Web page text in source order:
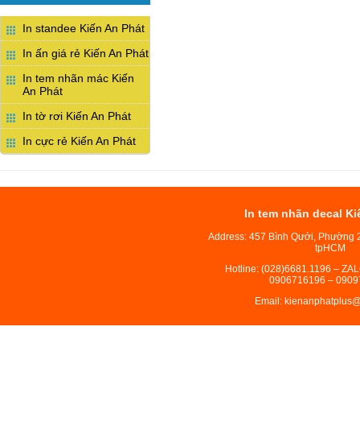
In standee Kiến An Phát
In ấn giá rẻ Kiến An Phát
In tem nhãn mác Kiến
An Phát
In tờ rơi Kiến An Phát
In cực rẻ Kiến An Phát
In tem nhãn decal
Address: 457 Bình Qưới, Phường
tpHCM
Hotline: (028)6681.1196 –
0906716196 –
Email: